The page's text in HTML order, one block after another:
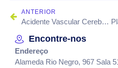
ANTERIOR
Acidente Vascular Cerebral: o que é e quais os sintomas?
Encontre-nos
Endereço
Alameda Rio Negro, 967 Sala